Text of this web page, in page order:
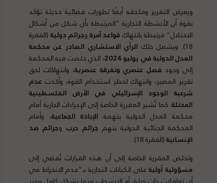
ويعرض التقرير وملحقه أيضًا تطورات قضائية حديثة تؤكد
بقوة أن الأنشطة التجارية “المرتبطة بأي شكل من أشكال
الاحتلال” مرتبطة بانتهاكقواعد آمرةوجرائم دولية(الفقرة
18). ويشمل ذلك
الرأي الاستشاري الصادر عن محكمة
العدل الدولية في يوليو 2024
، الذي خلصت فيه المحكمة
إلى وجود فصل عنصري وتفرقة عنصرية، وانتهاكات لحق
تقرير المصير، وانتهاك لحظر استخدام القوة، وأكدت عدم
شرعية الوجود الإسرائيلي في الأرض الفلسطينية
المحتلة. كما تُشير المقررة الخاصة إلى الإجراءات الجارية أمام
محكمة العدل الدولية بتهمة الإبادة الجماعية، وأمام
المحكمة الجنائية الدولية بتهم جرائم حرب وجرائم ضد
الإنسانية(الفقرة 18).
وتخلص المقررة الخاصة إلى أن هذه القرارات تُفضي إلى
مسؤولية أوليةعلى الكيانات التجارية بـ”عدم الانخراط في